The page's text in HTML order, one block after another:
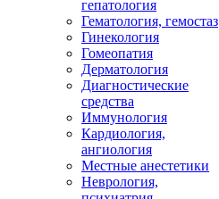
гепатология
Гематология, гемостаз
Гинекология
Гомеопатия
Дерматология
Диагностические
средства
Иммунология
Кардиология,
ангиология
Местные анестетики
Неврология,